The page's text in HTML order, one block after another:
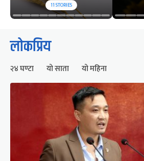
11STORIES
लोकप्रिय
२४ घण्टा यो साता यो महिना